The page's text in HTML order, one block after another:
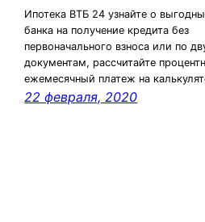
Ипотека ВТБ 24 узнайте о
банка на получение кредита без
первоначального взноса или по
документам, рассчитайте
ежемесячный платеж на
22 февраля, 2020